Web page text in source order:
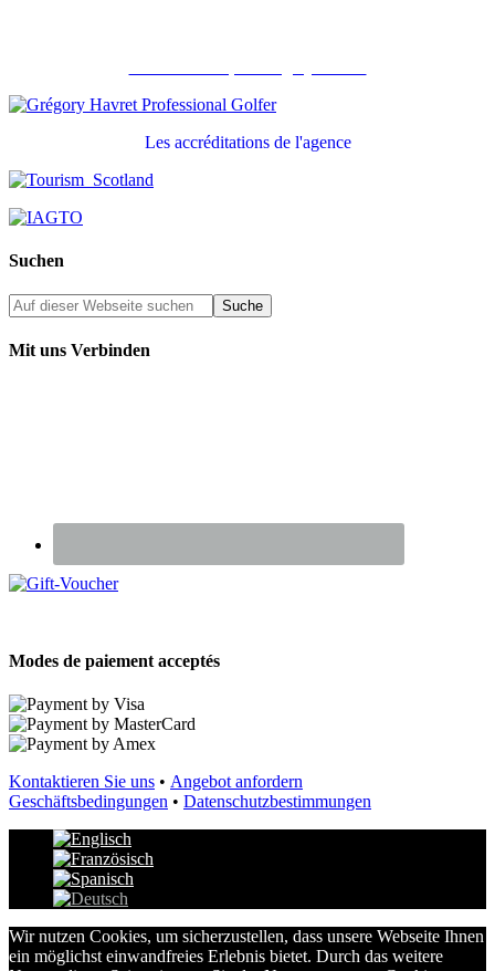
Les accréditations de l'agence
Suchen
Mit uns Verbinden
Modes de paiement acceptés
Kontaktieren Sie uns • Angebot anfordern
Geschäftsbedingungen • Datenschutzbestimmungen
Wir nutzen Cookies, um sicherzustellen, dass unsere Webseite Ihnen
ein möglichst einwandfreies Erlebnis bietet. Durch das weitere